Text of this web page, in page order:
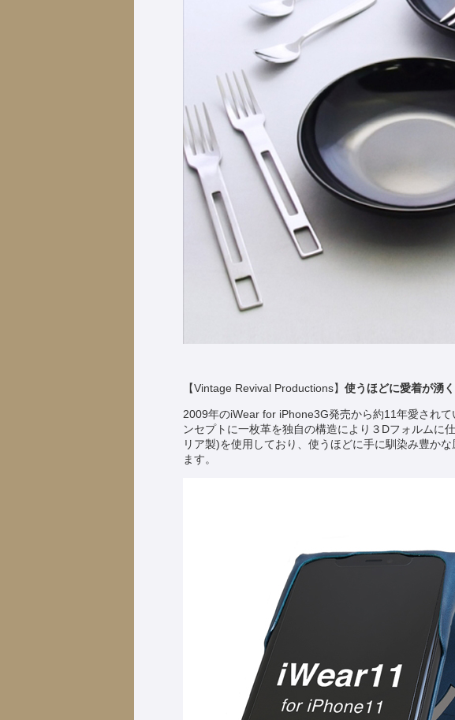
【Vintage Revival Productions】 使うほどに愛着が湧く
2009年のiWear for iPhone3G発売から約11年愛され
ンセプトに一枚革を独自の構造により３Dフォルムに
リア製)を使用しており、使うほどに手に馴染み豊か
ます。